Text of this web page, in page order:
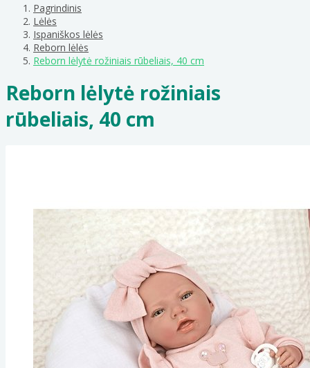
Pagrindinis
Lėlės
Ispaniškos lėlės
Reborn lėlės
Reborn lėlytė rožiniais rūbeliais, 40 cm
Reborn lėlytė rožiniais
rūbeliais, 40 cm